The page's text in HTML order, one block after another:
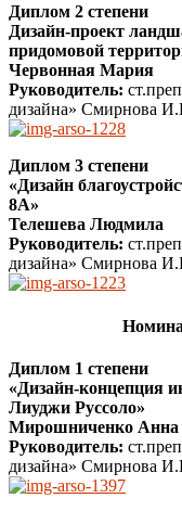
Диплом 2 степени
Дизайн-проект
придомовой
Червонная Мария
Руководитель:
дизайна» Смирнова
Диплом 3 степени
«Дизайн
8А»
Телешева Людмила
Руководитель:
дизайна» Смирнова
Диплом 1 степени
«Дизайн-концепция
Лиуджи Руссоло»
Мирошниченко Анна
Руководитель:
дизайна» Смирнова